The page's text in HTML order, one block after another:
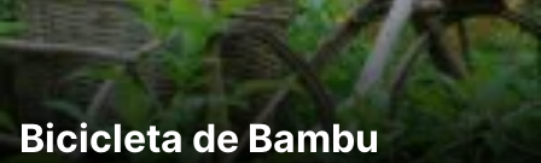
Bicicleta de Bambu